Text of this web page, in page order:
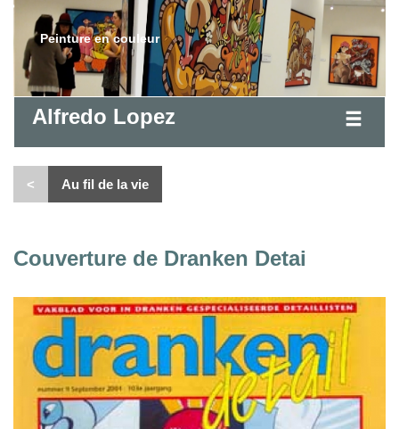
Peinture en couleur
Alfredo Lopez
< Au fil de la vie
Couverture de Dranken Detai